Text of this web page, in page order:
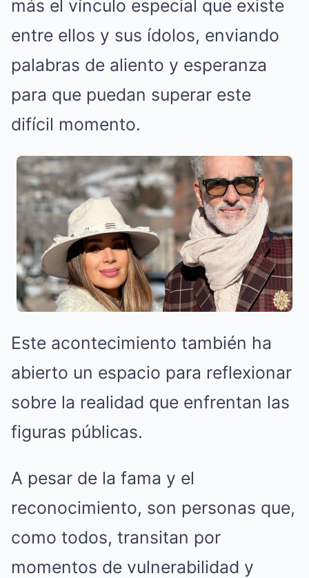
más el vínculo especial que existe
entre ellos y sus ídolos, enviando
palabras de aliento y esperanza
para que puedan superar este
difícil momento.
Este acontecimiento también ha
abierto un espacio para reflexionar
sobre la realidad que enfrentan las
figuras públicas.
A pesar de la fama y el
reconocimiento, son personas que,
como todos, transitan por
momentos de vulnerabilidad y